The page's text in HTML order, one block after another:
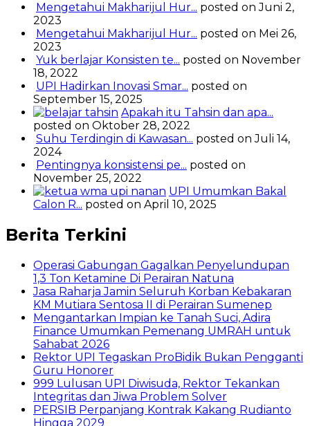
Mengetahui Makharijul Hur... posted on Juni 2,
2023
Mengetahui Makharijul Hur... posted on Mei 26,
2023
Yuk berlajar Konsisten te... posted on November
18, 2022
UPI Hadirkan Inovasi Smar... posted on
September 15, 2025
Apakah itu Tahsin dan apa...
posted on Oktober 28, 2022
Suhu Terdingin di Kawasan... posted on Juli 14,
2024
Pentingnya konsistensi pe... posted on
November 25, 2022
UPI Umumkan Bakal
Calon R... posted on April 10, 2025
Berita Terkini
Operasi Gabungan Gagalkan Penyelundupan
1,3 Ton Ketamine Di Perairan Natuna
Jasa Raharja Jamin Seluruh Korban Kebakaran
KM Mutiara Sentosa II di Perairan Sumenep
Mengantarkan Impian ke Tanah Suci, Adira
Finance Umumkan Pemenang UMRAH untuk
Sahabat 2026
Rektor UPI Tegaskan ProBidik Bukan Pengganti
Guru Honorer
999 Lulusan UPI Diwisuda, Rektor Tekankan
Integritas dan Jiwa Problem Solver
PERSIB Perpanjang Kontrak Kakang Rudianto
Hingga 2029